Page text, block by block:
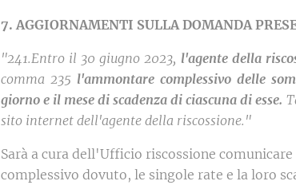
7. AGGIORNAMENTI SULLA DOMANDA
"241.Entro il 30 giugno 2023, l'agente della
comma 235 l'ammontare complessivo delle
giorno e il mese di scadenza di ciascuna di esse.
sito internet dell'agente della riscossione."
Sarà a cura dell'Ufficio riscossione
complessivo dovuto, le singole rate e la loro